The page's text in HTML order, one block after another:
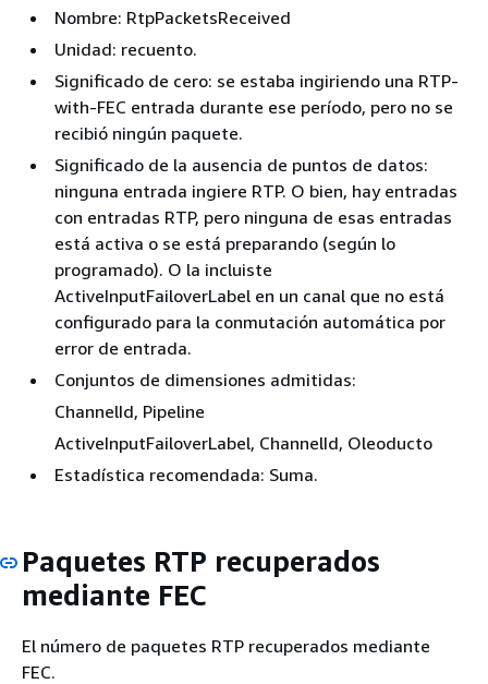
Nombre: RtpPacketsReceived
Unidad: recuento.
Significado de cero: se estaba ingiriendo una RTP-
with-FEC entrada durante ese período, pero no se
recibió ningún paquete.
Significado de la ausencia de puntos de datos:
ninguna entrada ingiere RTP. O bien, hay entradas
con entradas RTP, pero ninguna de esas entradas
está activa o se está preparando (según lo
programado). O la incluiste
ActiveInputFailoverLabel en un canal que no está
configurado para la conmutación automática por
error de entrada.
Conjuntos de dimensiones admitidas:
ChannelId, Pipeline
ActiveInputFailoverLabel, ChannelId, Oleoducto
Estadística recomendada: Suma.
Paquetes RTP recuperados
mediante FEC
El número de paquetes RTP recuperados mediante
FEC.